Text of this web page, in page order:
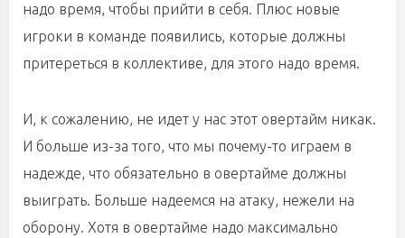
надо время, чтобы прийти в себя. Плюс новые
игроки в команде появились, которые должны
притереться в коллективе, для этого надо время.
И, к сожалению, не идет у нас этот овертайм никак.
И больше из-за того, что мы почему-то играем в
надежде, что обязательно в овертайме должны
выиграть. Больше надеемся на атаку, нежели на
оборону. Хотя в овертайме надо максимально